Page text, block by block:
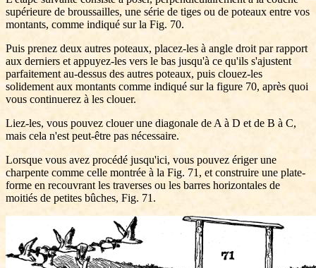
supérieure de broussailles, une série de tiges ou de poteaux entre vos
montants, comme indiqué sur la Fig. 70.
Puis prenez deux autres poteaux, placez-les à angle droit par rapport
aux derniers et appuyez-les vers le bas jusqu'à ce qu'ils s'ajustent
parfaitement au-dessus des autres poteaux, puis clouez-les
solidement aux montants comme indiqué sur la figure 70, après quoi
vous continuerez à les clouer.
Liez-les, vous pouvez clouer une diagonale de A à D et de B à C,
mais cela n'est peut-être pas nécessaire.
Lorsque vous avez procédé jusqu'ici, vous pouvez ériger une
charpente comme celle montrée à la Fig. 71, et construire une plate-
forme en recouvrant les traverses ou les barres horizontales de
moitiés de petites bûches, Fig. 71.